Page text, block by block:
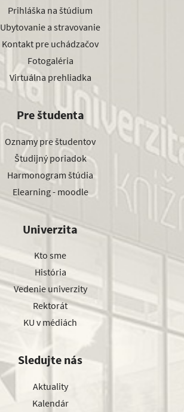
Prihláška na štúdium
Ubytovanie a stravovanie
Kontakt pre uchádzačov
Fotogaléria
Virtuálna prehliadka
Pre študenta
Oznamy pre študentov
Študijný poriadok
Harmonogram štúdia
Elearning - moodle
Univerzita
Kto sme
História
Vedenie univerzity
Rektorát
KU v médiách
Sledujte nás
Aktuality
Kalendár